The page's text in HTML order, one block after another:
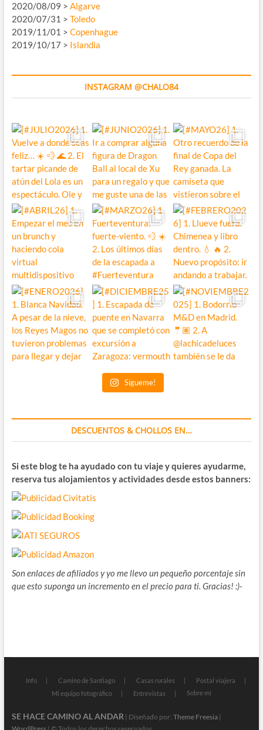
2020/08/09 > Algarve
2020/07/31 > Toledo
2019/11/01 > Copenhague
2019/10/17 > Islandia
INSTAGRAM @CHALO84
Sígueme!
DESCUENTOS & CHOLLOS EN…
Si este blog te ha ayudado con tu viaje y quieres ayudarme,
reserva tus alojamientos y actividades desde estos banners:
Son enlaces de afiliados y yo me llevo un pequeño porcentaje sin
que esto suponga un incremento en el precio para ti. Gracias! :)-
Info Camino de Santiago Casas rurales
Postal viajera
Mi equipo fotográfico
Entrevistas Sobre mí
SE HACE CAMINO AL ANDAR| Diseñado por: Theme Freesia|